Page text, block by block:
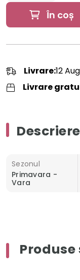
În coș
Livrare:12
Livrare
Sezonul
Primavara -
Vara